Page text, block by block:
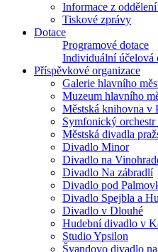
Informace z
Tiskové zprávy
Dotace
Programové dotace
Individuální účelová
Příspěvkové organizace
Galerie hlavního
Muzeum hlavního
Městská knihovna v
Symfonický
Městská divadla
Divadlo Minor
Divadlo na
Divadlo Na zábradlí
Divadlo pod
Divadlo Spejbla a
Divadlo v Dlouhé
Hudební divadlo v
Studio Ypsilon
Švandovo divadlo